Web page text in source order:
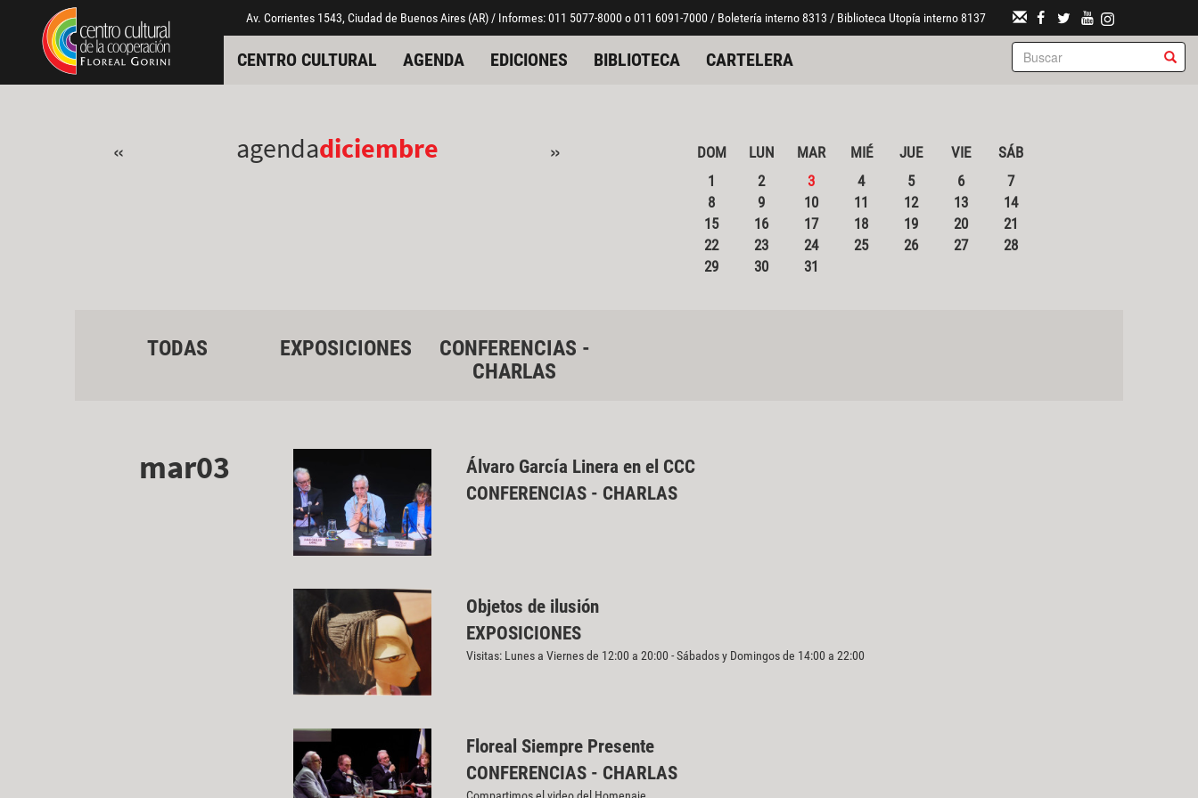
Pasar al contenido principal
Jump to main content Av. Corrientes 1543, Ciudad de Buenos Aires (AR) / Informes: 011 5077-8000 o 011 6091-7000 / Boletería interno 8313 / Biblioteca Utopía interno 8137
CENTRO CULTURAL AGENDA EDICIONES BIBLIOTECA CARTELERA
« agendadiciembre » DOM LUN MAR MIÉ JUE VIE
SÁB
1
2 3 4 5 6
7
8
9 10 11 12 13
14
15
16 17 18 19 20
21
22
23 24 25 26 27
28
29
30 31
TODAS EXPOSICIONES
CONFERENCIAS -
CHARLAS
mar03
Álvaro García Linera en el CCC
CONFERENCIAS - CHARLAS
Objetos de ilusión
EXPOSICIONES
Visitas: Lunes a Viernes de 12:00 a 20:00 - Sábados y Domingos de 14:00 a 22:00
Floreal Siempre Presente
CONFERENCIAS - CHARLAS